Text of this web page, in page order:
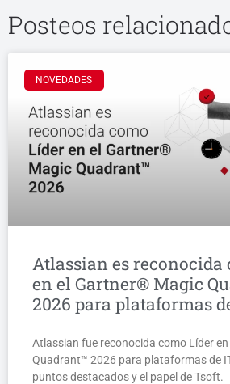
Posteos
NOVEDADES
Atlassian es reconocida
en el Gartner® Magic
2026 para plataformas
Atlassian fue reconocida como Líder
Quadrant™ 2026 para plataformas de
puntos destacados y el papel de Tsoft.